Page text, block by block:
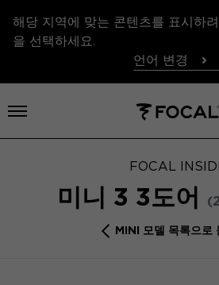
해당 지역에 맞는 콘텐츠를 표시하
을 선택하세요.
언어 변경
메뉴 열기
FOCAL
미니 3 3도어
MINI 모델 목록으로